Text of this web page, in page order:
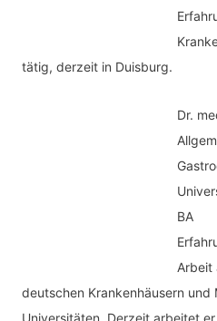
tätig, derzeit in Duisburg.
Dr.
BA
Arbeit
deutschen Krankenhäusern und
Universitäten. Derzeit arbeitet